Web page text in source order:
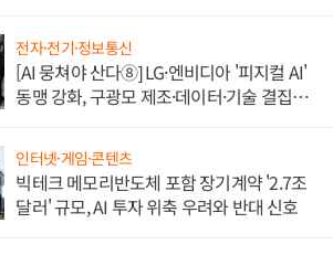
전자·전기·정보통신
[AI 뭉쳐야 산다⑧] LG·엔비디아 '피지컬 AI'
동맹 강화, 구광모 제조·데이터·기술 결집
인터넷·게임·콘텐츠
빅테크 메모리반도체 포함 장기계약 '2.7조
달러' 규모, AI 투자 위축 우려와 반대 신호